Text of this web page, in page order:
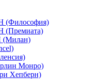
Монро)
Хепберн)